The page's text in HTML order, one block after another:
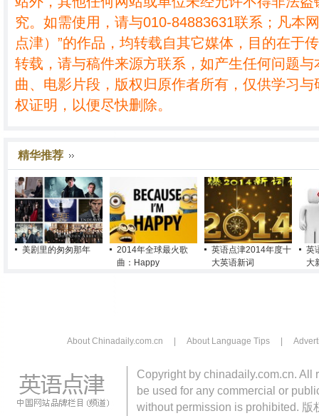
究。如需使用，请与010-84883631联系；凡本
点津）”的作品，均转载自其它媒体，目的在于
转载，请与稿件来源方联系，如产生任何问题
曲、电影片段，版权归原作者所有，仅供学习
权证明，以便尽快删除。
精华推荐
美剧里的匆匆那年
2014年全球最火歌
曲：Happy
英语点津2014年度十
大英语新词
英
大
About Chinadaily.com.cn About Language Tips
Copyright by chinadaily.com.cn. All
be used for any commercial or
without permission is prohibited.